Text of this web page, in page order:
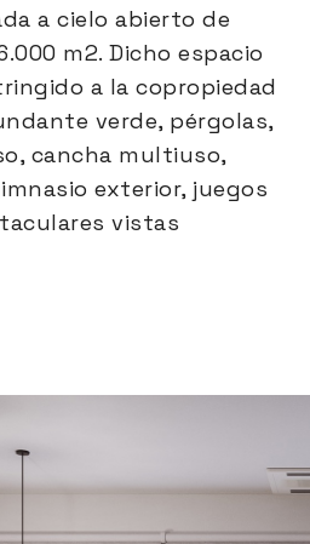
a cielo abierto de
m2. Dicho espacio
a la copropiedad
verde, pérgolas,
cancha multiuso,
exterior, juegos
vistas